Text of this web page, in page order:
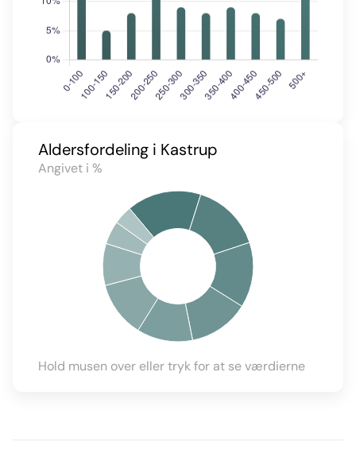
Aldersfordeling i Kastrup
Angivet i %
Hold musen over eller tryk for at se værdierne